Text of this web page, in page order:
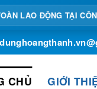
TẬP HUẤN AN TOÀN LAO ĐỘNG TẠI CÔNG TRÌNH 24/07/2026
CHỦ GIỚI